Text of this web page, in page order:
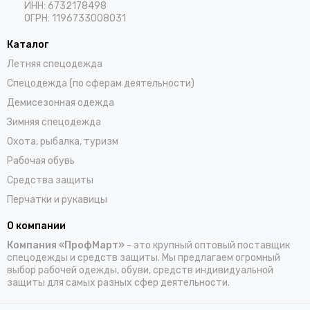
синтетические утеплители с предельно низкой
теплопроводностью и повышенной износостойкостью.
ведь он легкий, мягкий, хорошо сохраняет тепло, быстро
сохнет и идеально облегает голову. Такие изделия не
мешают выполнять рабочие обязанности.
Во время пошива используются и другие ткани:
Шерсть – подходит для моделей, предназначенных
для работы в условиях экстремального холода, но с
гигиеничности.
Холлофайбер – легкий синтетический утеплитель с
амортизирующими свойствами, устойчив к влаге и
деформациям.
Тинсулейт – высокоэффективный утеплитель с
тонкими волокнами (он не защищает от ударов).
Нейлон – прочный, с водоотталкивающей пропиткой,
чистится, не деформируется при длительном
использовании.
Представители каких профессий носят
ИНН: 6732178498
ОГРН: 1196733008031
Каталог
Летняя спецодежда
Спецодежда (по сферам деятельности)
Демисезонная одежда
Зимняя спецодежда
Охота, рыбалка, туризм
Рабочая обувь
Средства защиты
Перчатки и рукавицы
О компании
Компания «ПрофМарт» - это крупный оптовый поставщик
спецодежды и средств защиты. Мы предлагаем огромный
выбор рабочей одежды, обуви, средств индивидуальной
защиты для самых разных сфер деятельности.